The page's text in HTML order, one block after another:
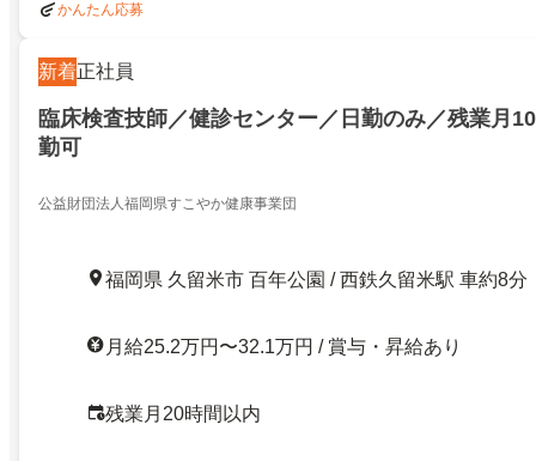
かんたん応募
新着正社員
臨床検査技師／健診センター／日勤のみ／残業月
勤可
公益財団法人福岡県すこやか健康事業団
福岡県 久留米市 百年公園 / 西鉄久留米駅 車約8分
月給25.2万円〜32.1万円 / 賞与・昇給あり
残業月20時間以内